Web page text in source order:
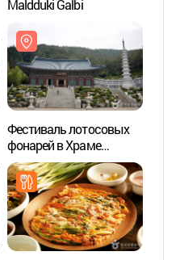
Maldduki Galbi
Фестиваль лотосовых
фонарей в Храме
Самгванса (삼광사
연등축제)